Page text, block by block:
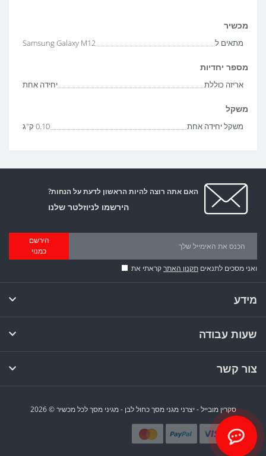
מכשיר
מתאים ל Samsung Galaxy M12
מספר יחדיות
אריזה כוללת יחידה אחת
משקל
משקל יחידה אחת 0.10 ק"ג
האם אתה רוצה להיות הראשון לדעת על הנחות?
הירשמו לניוזלטר שלנו
הירשם
כמנוי
ואני מסכים לתנאים תקנון האתרקראתי את
מידע
שעות עבודה
צור קשר
סקרין מובייל - יצרני מגני מסך כחול לבן - מגיני מסך לכל מכשיר © 2026